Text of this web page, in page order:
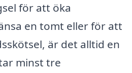
för att öka
en tomt eller för att
är det alltid en
minst tre